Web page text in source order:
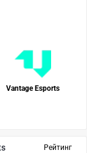
Рейтинг
Vantage Esports